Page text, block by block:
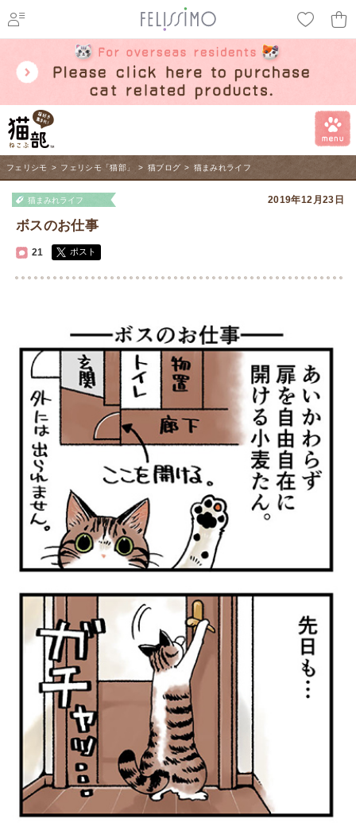
フェリシモ > フェリシモ「猫部」 > 猫ブログ > 猫まみれライフ
猫まみれライフ 2019年12月23日
ボスのお仕事
21 ポスト